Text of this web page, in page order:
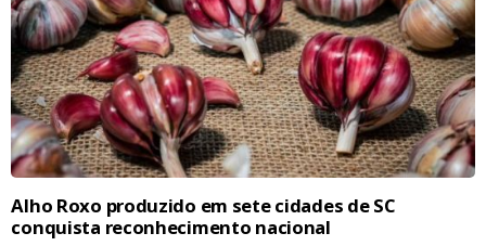
Alho Roxo produzido em sete cidades de SC
conquista reconhecimento nacional